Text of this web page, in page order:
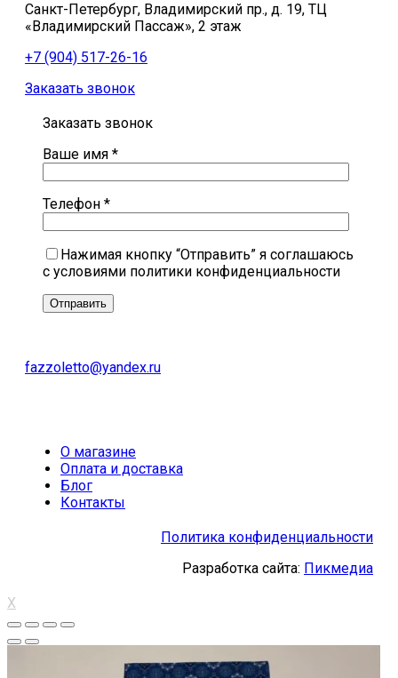
Санкт-Петербург, Владимирский пр., д. 19, ТЦ
«Владимирский Пассаж», 2 этаж
+7 (904) 517-26-16
Заказать звонок
Заказать звонок
Ваше имя *
Телефон *
Нажимая кнопку “Отправить” я соглашаюсь
с условиями политики конфиденциальности
fazzoletto@yandex.ru
О магазине
Оплата и доставка
Блог
Контакты
Политика конфиденциальности
Разработка сайта: Пикмедиа
X